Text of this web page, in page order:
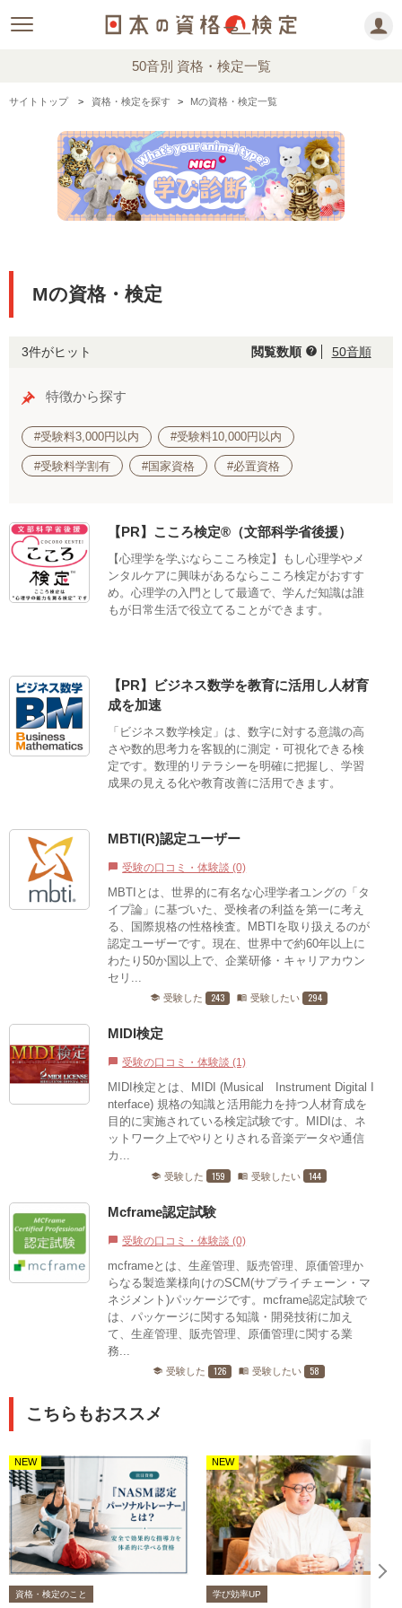
50音別 資格・検定一覧
サイトトップ 資格・検定を探す Mの資格・検定一覧
Mの資格・検定
3件がヒット 閲覧数順 help 50音順
特徴から探す
#受験料3,000円以内 #受験料10,000円以内
#受験料学割有 #国家資格 #必置資格
【PR】こころ検定®（文部科学省後援）
【心理学を学ぶならこころ検定】もし心理学やメ
ンタルケアに興味があるならこころ検定がおすす
め。心理学の入門として最適で、学んだ知識は誰
もが日常生活で役立てることができます。
【PR】ビジネス数学を教育に活用し人材育
成を加速
「ビジネス数学検定」は、数字に対する意識の高
さや数的思考力を客観的に測定・可視化できる検
定です。数理的リテラシーを明確に把握し、学習
成果の見える化や教育改善に活用できます。
MBTI(R)認定ユーザー
chat_bubble 受験の口コミ・体験談 (0)
MBTIとは、世界的に有名な心理学者ユングの「タ
イプ論」に基づいた、受検者の利益を第一に考え
る、国際規格の性格検査。MBTIを取り扱えるのが
認定ユーザーです。現在、世界中で約60年以上に
わたり50か国以上で、企業研修・キャリアカウン
セリ...
school 受験した 243 menu_book 受験したい 294
MIDI検定
chat_bubble 受験の口コミ・体験談 (1)
MIDI検定とは、MIDI (Musical Instrument Digital I
nterface) 規格の知識と活用能力を持つ人材育成を
目的に実施されている検定試験です。MIDIは、ネ
ットワーク上でやりとりされる音楽データや通信
カ...
school 受験した 159 menu_book 受験したい 144
Mcframe認定試験
chat_bubble 受験の口コミ・体験談 (0)
mcframeとは、生産管理、販売管理、原価管理か
らなる製造業様向けのSCM(サプライチェーン・マ
ネジメント)パッケージです。mcframe認定試験で
は、パッケージに関する知識・開発技術に加え
て、生産管理、販売管理、原価管理に関する業
務...
school 受験した 126 menu_book 受験したい 58
こちらもおススメ
NEW
資格・検定のこと
NEW
学び効率UP